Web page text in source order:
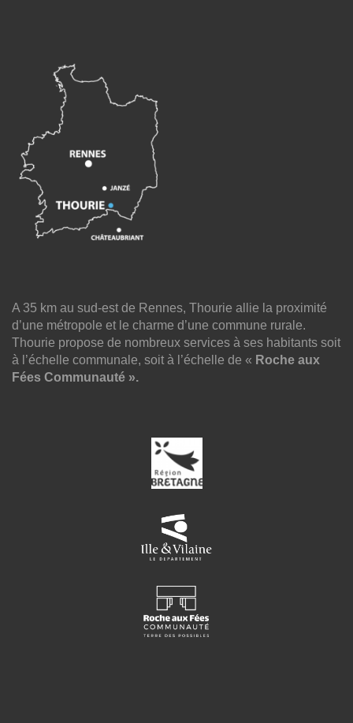
A 35 km au sud-est de Rennes, Thourie allie la proximité
d’une métropole et le charme d’une commune rurale.
Thourie propose de nombreux services à ses habitants soit
à l’échelle communale, soit à l’échelle de « Roche aux
Fées Communauté ».